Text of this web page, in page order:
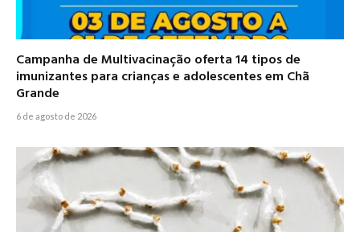
Campanha de Multivacinação oferta 14 tipos de
imunizantes para crianças e adolescentes em Chã
Grande
6 de agosto de 2026